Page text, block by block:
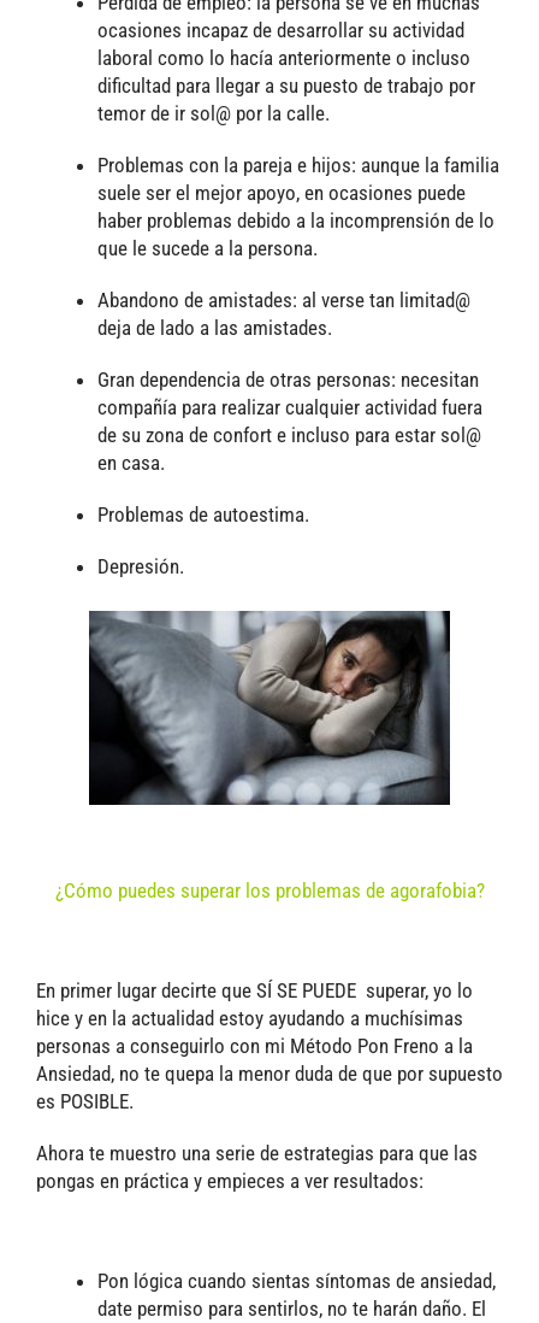
ocasiones incapaz de desarrollar su actividad
laboral como lo hacía anteriormente o incluso
dificultad para llegar a su puesto de trabajo por
temor de ir sol@ por la calle.
Problemas con la pareja e hijos: aunque la familia
suele ser el mejor apoyo, en ocasiones puede
haber problemas debido a la incomprensión de lo
que le sucede a la persona.
Abandono de amistades: al verse tan limitad@
deja de lado a las amistades.
Gran dependencia de otras personas: necesitan
compañía para realizar cualquier actividad fuera
de su zona de confort e incluso para estar sol@
en casa.
Problemas de autoestima.
Depresión.
¿Cómo puedes superar los problemas de agorafobia?
En primer lugar decirte que SÍ SE PUEDE superar, yo lo
hice y en la actualidad estoy ayudando a muchísimas
personas a conseguirlo con mi Método Pon Freno a la
Ansiedad, no te quepa la menor duda de que por supuesto
es POSIBLE.
Ahora te muestro una serie de estrategias para que las
pongas en práctica y empieces a ver resultados:
Pon lógica cuando sientas síntomas de ansiedad,
date permiso para sentirlos, no te harán daño. El